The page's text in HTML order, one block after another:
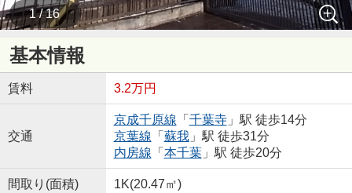
1 / 16
基本情報
賃料 3.2万円
交通
京成千原線 「 千葉寺」駅 徒歩14分
京葉線 「 蘇我」駅 徒歩31分
内房線 「 本千葉」駅 徒歩20分
間取り(面積) 1K(20.47㎡)